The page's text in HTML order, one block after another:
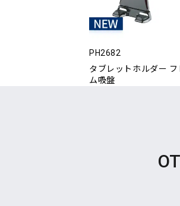
PH2682
タブレットホルダー フ
ム吸盤